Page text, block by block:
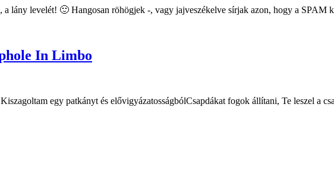
a lány levelét! 🙂 Hangosan röhögjek -, vagy jajveszékelve sírjak azon, hogy a
In Limbo
egy patkányt és elővigyázatosságbólCsapdákat fogok állítani, Te leszel a